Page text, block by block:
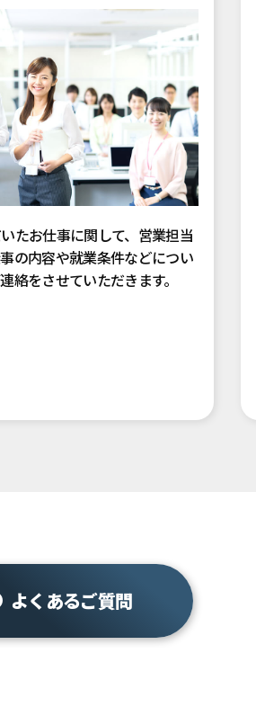
たお仕事に関して、営業担当
の内容や就業条件などについ
絡をさせていただきます。
よくあるご質問